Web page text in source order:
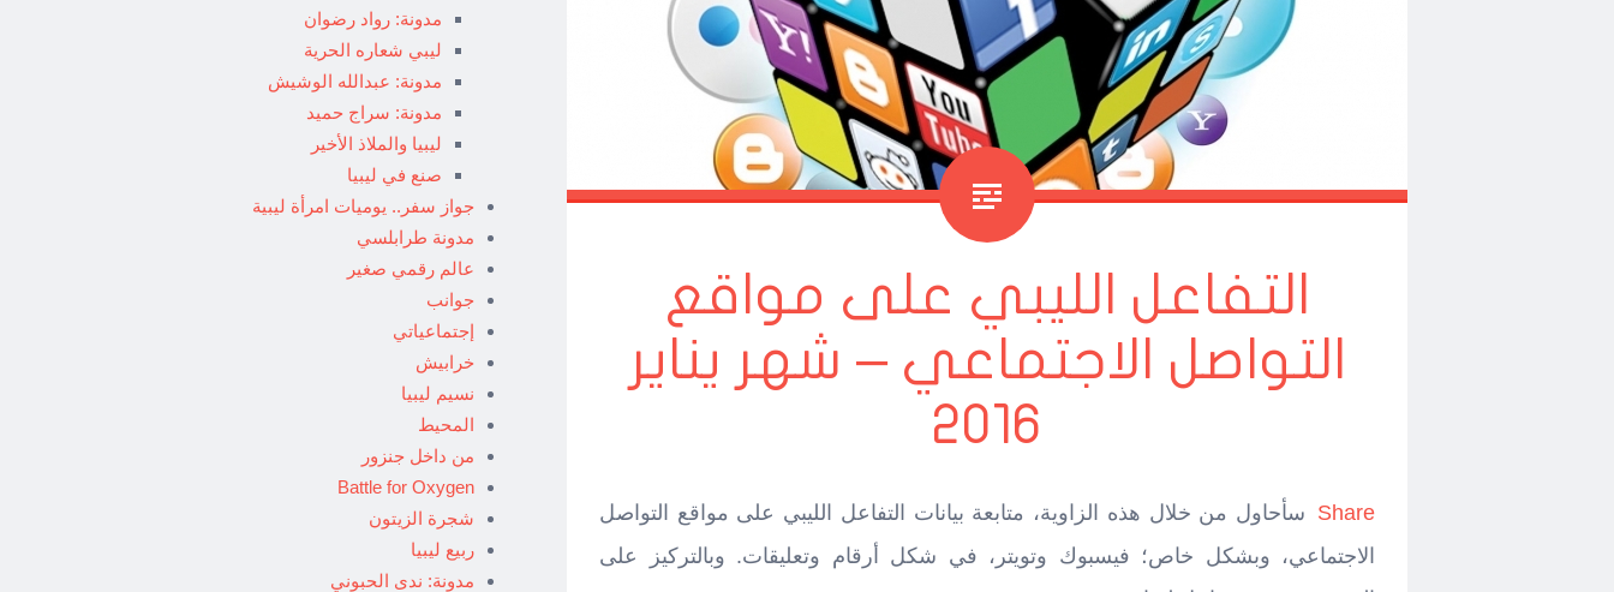
التفاعل الليبي على مواقع
التواصل الاجتماعي – شهر يناير
2016
Share سأحاول من خلال هذه الزاوية، متابعة بيانات التفاعل الليبي على مواقع التواصل
الاجتماعي، وبشكل خاص؛ فيسبوك وتويتر، في شكل أرقام وتعليقات. وبالتركيز على
مدونة: رواد رضوان
ليبي شعاره الحرية
مدونة: عبدالله الوشيش
مدونة: سراج حميد
ليبيا والملاذ الأخير
صنع في ليبيا
جواز سفر.. يوميات امرأة ليبية
مدونة طرابلسي
عالم رقمي صغير
جوانب
إجتماعياتي
خرابيش
نسيم ليبيا
المحيط
من داخل جنزور
Battle for Oxygen
شجرة الزيتون
ربيع ليبيا
مدونة: ندى الحبوني